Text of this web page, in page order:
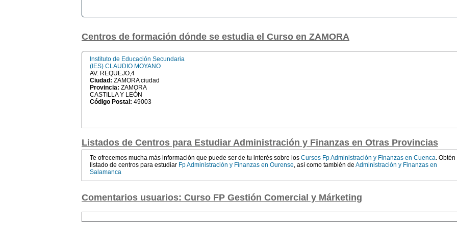
Centros de formación dónde se estudia el Curso en ZAMORA
Instituto de Educación Secundaria
(IES) CLAUDIO MOYANO
AV. REQUEJO,4
Ciudad: ZAMORA ciudad
Provincia: ZAMORA
CASTILLA Y LEÓN
Código Postal: 49003
Listados de Centros para Estudiar Administración y Finanzas en Otras Provincias
Te ofrecemos mucha más información que puede ser de tu interés sobre los Cursos Fp Administración y Finanzas en Cuenca. Obtén
listado de centros para estudiar Fp Administración y Finanzas en Ourense, así como también de Administración y Finanzas en
Salamanca
Comentarios usuarios: Curso FP Gestión Comercial y Márketing